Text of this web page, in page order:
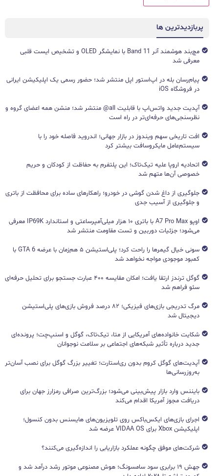
پربازدیدترین ها
مچ‌بند هوشمند آنر Band 11 با نمایشگر OLED و تشخیص ایست قلبی
معرفی شد
پیام‌رسان بله در اپ‌استور اپل منتشر شد؛ حضور رسمی یک اپلیکیشن ایرانی
در فروشگاه iOS
آپدیت جدید واتس‌اپ با قابلیت all@ منتشر شد؛ منشن همه اعضای گروه و
نظرسنجی‌های حرفه‌ای‌تر در راه است
افت تاریخی سهم ویندوز در بازار جهانی؛ اندروید فاصله خود را با
سیستم‌عامل مایکروسافت بیشتر کرد
اتحادیه اروپا علیه تیک‌تاک؛ این پلتفرم به حفاظت از کودکان و حریم
خصوصی آن‌ها متهم شد
جلوگیری از داغ شدن گوشی در خودرو؛ راهکارهای ساده برای محافظت از باتری
و جلوگیری از آسیب جدی
اوپو A7 Pro Max با باتری ۱۰ هزار میلی‌آمپرساعتی و استاندارد IP69K معرفی
می‌شود؛ جزئیات دوربین و تست مقاومت منتشر شد
سونی خیال گیمرها را راحت کرد؛ پلی‌استیشن ۵ هم‌زمان با عرضه GTA 6 با
کمبود موجودی مواجه نخواهد شد
گوگل ترندز ارتقا یافت؛ امکان مقایسه ۴۰۰ عبارت جستجو برای تحلیل حرفه‌ای
سئو فراهم شد
مرگ تدریجی بازی‌های فیزیکی؛ ۸۲ درصد فروش بازی‌های پلی‌استیشن
دیجیتال شد
شکایت خانواده‌های آمریکایی از متا، تیک‌تاک، گوگل و اسنپ‌چت؛ پرونده‌ای
جدید درباره تأثیر شبکه‌های اجتماعی بر سلامت نوجوانان
آپدیت‌های گوگل کروم بدون ری‌استارت؛ تغییر بزرگ گوگل برای نصب آسان‌تر
به‌روزرسانی‌ها
بایننس وارد بازار پیش‌بینی می‌شود؛ بزرگ‌ترین صرافی رمزارز جهان برای
دریافت مجوز آمریکا اقدام می‌کند
اجرای بازی‌های ایکس‌باکس روی تلویزیون‌های هایسنس بدون کنسول؛
اپلیکیشن Xbox برای VIDAA OS عرضه شد
شرکت‌های موفق چگونه عملکرد بازاریابی را اندازه‌گیری می‌کنند؟
جهش ۱۹ برابری سود سامسونگ؛ هوش مصنوعی موتور رشد درآمد شد و